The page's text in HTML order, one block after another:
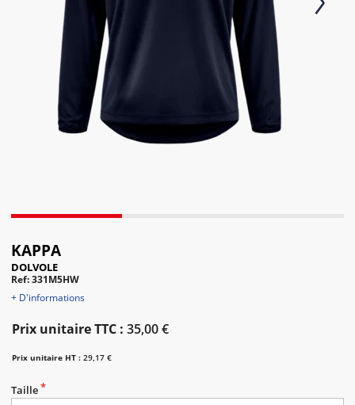
KAPPA
DOLVOLE
Ref: 331M5HW
+ D'informations
Prix unitaire TTC : 35,00 €
Prix unitaire HT : 29,17 €
Taille